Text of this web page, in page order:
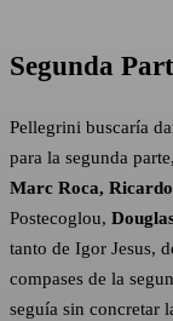
Segunda
Pellegrini buscaría
para la segunda parte,
Marc Roca,
Postecoglou,
tanto de Igor Jesus,
compases de la
seguía sin concretar